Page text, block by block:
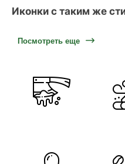
Иконки с таким же
Посмотреть еще